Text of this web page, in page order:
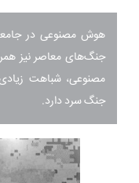
هوش مصنوعی در
جنگ‌های معاصر نیز
مصنوعی، شباهت
جنگ سرد دارد.